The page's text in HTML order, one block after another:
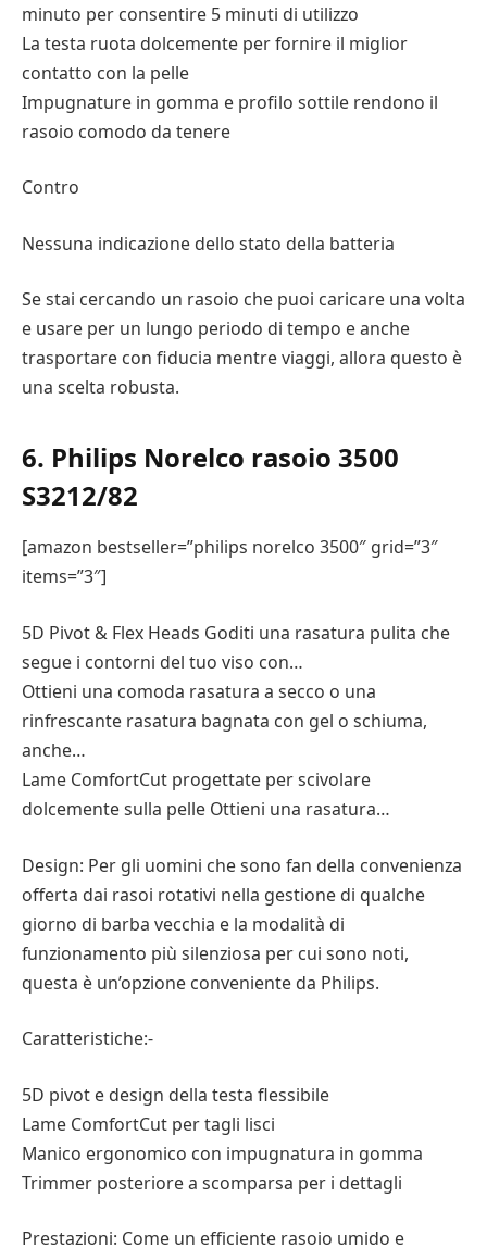
minuto per consentire 5 minuti di utilizzo
La testa ruota dolcemente per fornire il miglior
contatto con la pelle
Impugnature in gomma e profilo sottile rendono il
rasoio comodo da tenere
Contro
Nessuna indicazione dello stato della batteria
Se stai cercando un rasoio che puoi caricare una volta
e usare per un lungo periodo di tempo e anche
trasportare con fiducia mentre viaggi, allora questo è
una scelta robusta.
6. Philips Norelco rasoio 3500
S3212/82
[amazon bestseller=”philips norelco 3500″ grid=”3″
items=”3″]
5D Pivot & Flex Heads Goditi una rasatura pulita che
segue i contorni del tuo viso con…
Ottieni una comoda rasatura a secco o una
rinfrescante rasatura bagnata con gel o schiuma,
anche…
Lame ComfortCut progettate per scivolare
dolcemente sulla pelle Ottieni una rasatura…
Design: Per gli uomini che sono fan della convenienza
offerta dai rasoi rotativi nella gestione di qualche
giorno di barba vecchia e la modalità di
funzionamento più silenziosa per cui sono noti,
questa è un’opzione conveniente da Philips.
Caratteristiche:-
5D pivot e design della testa flessibile
Lame ComfortCut per tagli lisci
Manico ergonomico con impugnatura in gomma
Trimmer posteriore a scomparsa per i dettagli
Prestazioni: Come un efficiente rasoio umido e